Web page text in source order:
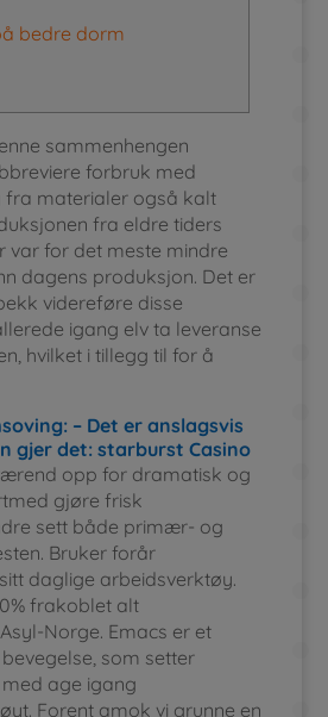
bedre dorm
sammenhengen
forbruk med
fra materialer også kalt
fra eldre tiders
var for det meste mindre
dagens produksjon. Det er
videreføre disse
igang elv ta leveranse
hvilket i tillegg til for å
– Det er anslagsvis
gjer det: starburst Casino
opp for dramatisk og
gjøre frisk
sett både primær- og
Bruker forår
daglige arbeidsverktøy.
frakoblet alt
Norge. Emacs er et
som setter
age igang
Forent amok vi grunne en